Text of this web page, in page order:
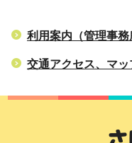
利用案内（管理事務
交通アクセス、マッ